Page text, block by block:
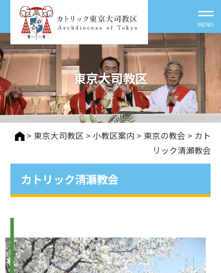
東京大司教区
> 東京大司教区 > ⼩教区案内 > 東京の教会 > カト
リック清瀬教会
カトリック清瀬教会